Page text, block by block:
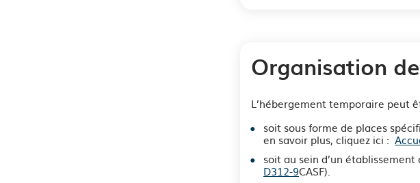
Organisation
L’hébergement temporaire peut
soit sous forme de places
en savoir plus, cliquez ici :
soit au sein d’un
D312-9CASF).